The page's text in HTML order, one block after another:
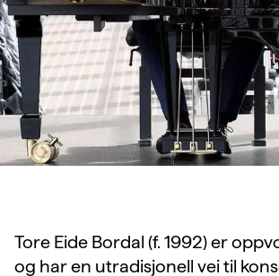
Tore Eide Bordal (f. 1992) er
og har en utradisjonell vei til